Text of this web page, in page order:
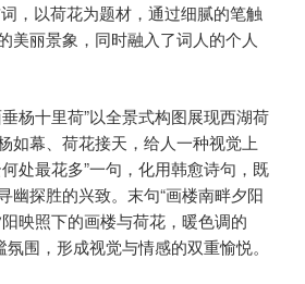
词，以荷花为题材，通过细腻的笔触
美丽景象，同时融入了词人的个人
垂杨十里荷”以全景式构图展现西湖荷
如幕、荷花接天，给人一种视觉上
处最花多”一句，化用韩愈诗句，既
幽探胜的兴致。末句“画楼南畔夕阳
映照下的画楼与荷花，暖色调的
氛围，形成视觉与情感的双重愉悦。